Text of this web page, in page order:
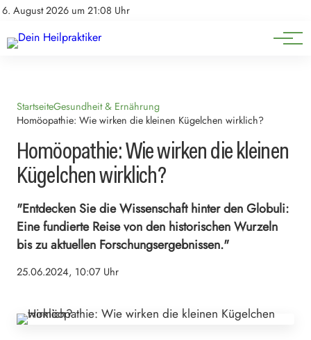
6. August 2026 um 21:08 Uhr
Impressum
Natürliche Medizin
Heilpflanzen & Kräuterkunde
StartseiteGesundheit & Ernährung
Homöopathie: Wie wirken die kleinen Kügelchen wirklich?
Homöopathie: Wie wirken die kleinen
Kügelchen wirklich?
"Entdecken Sie die Wissenschaft hinter den Globuli:
Eine fundierte Reise von den historischen Wurzeln
bis zu aktuellen Forschungsergebnissen."
25.06.2024, 10:07 Uhr